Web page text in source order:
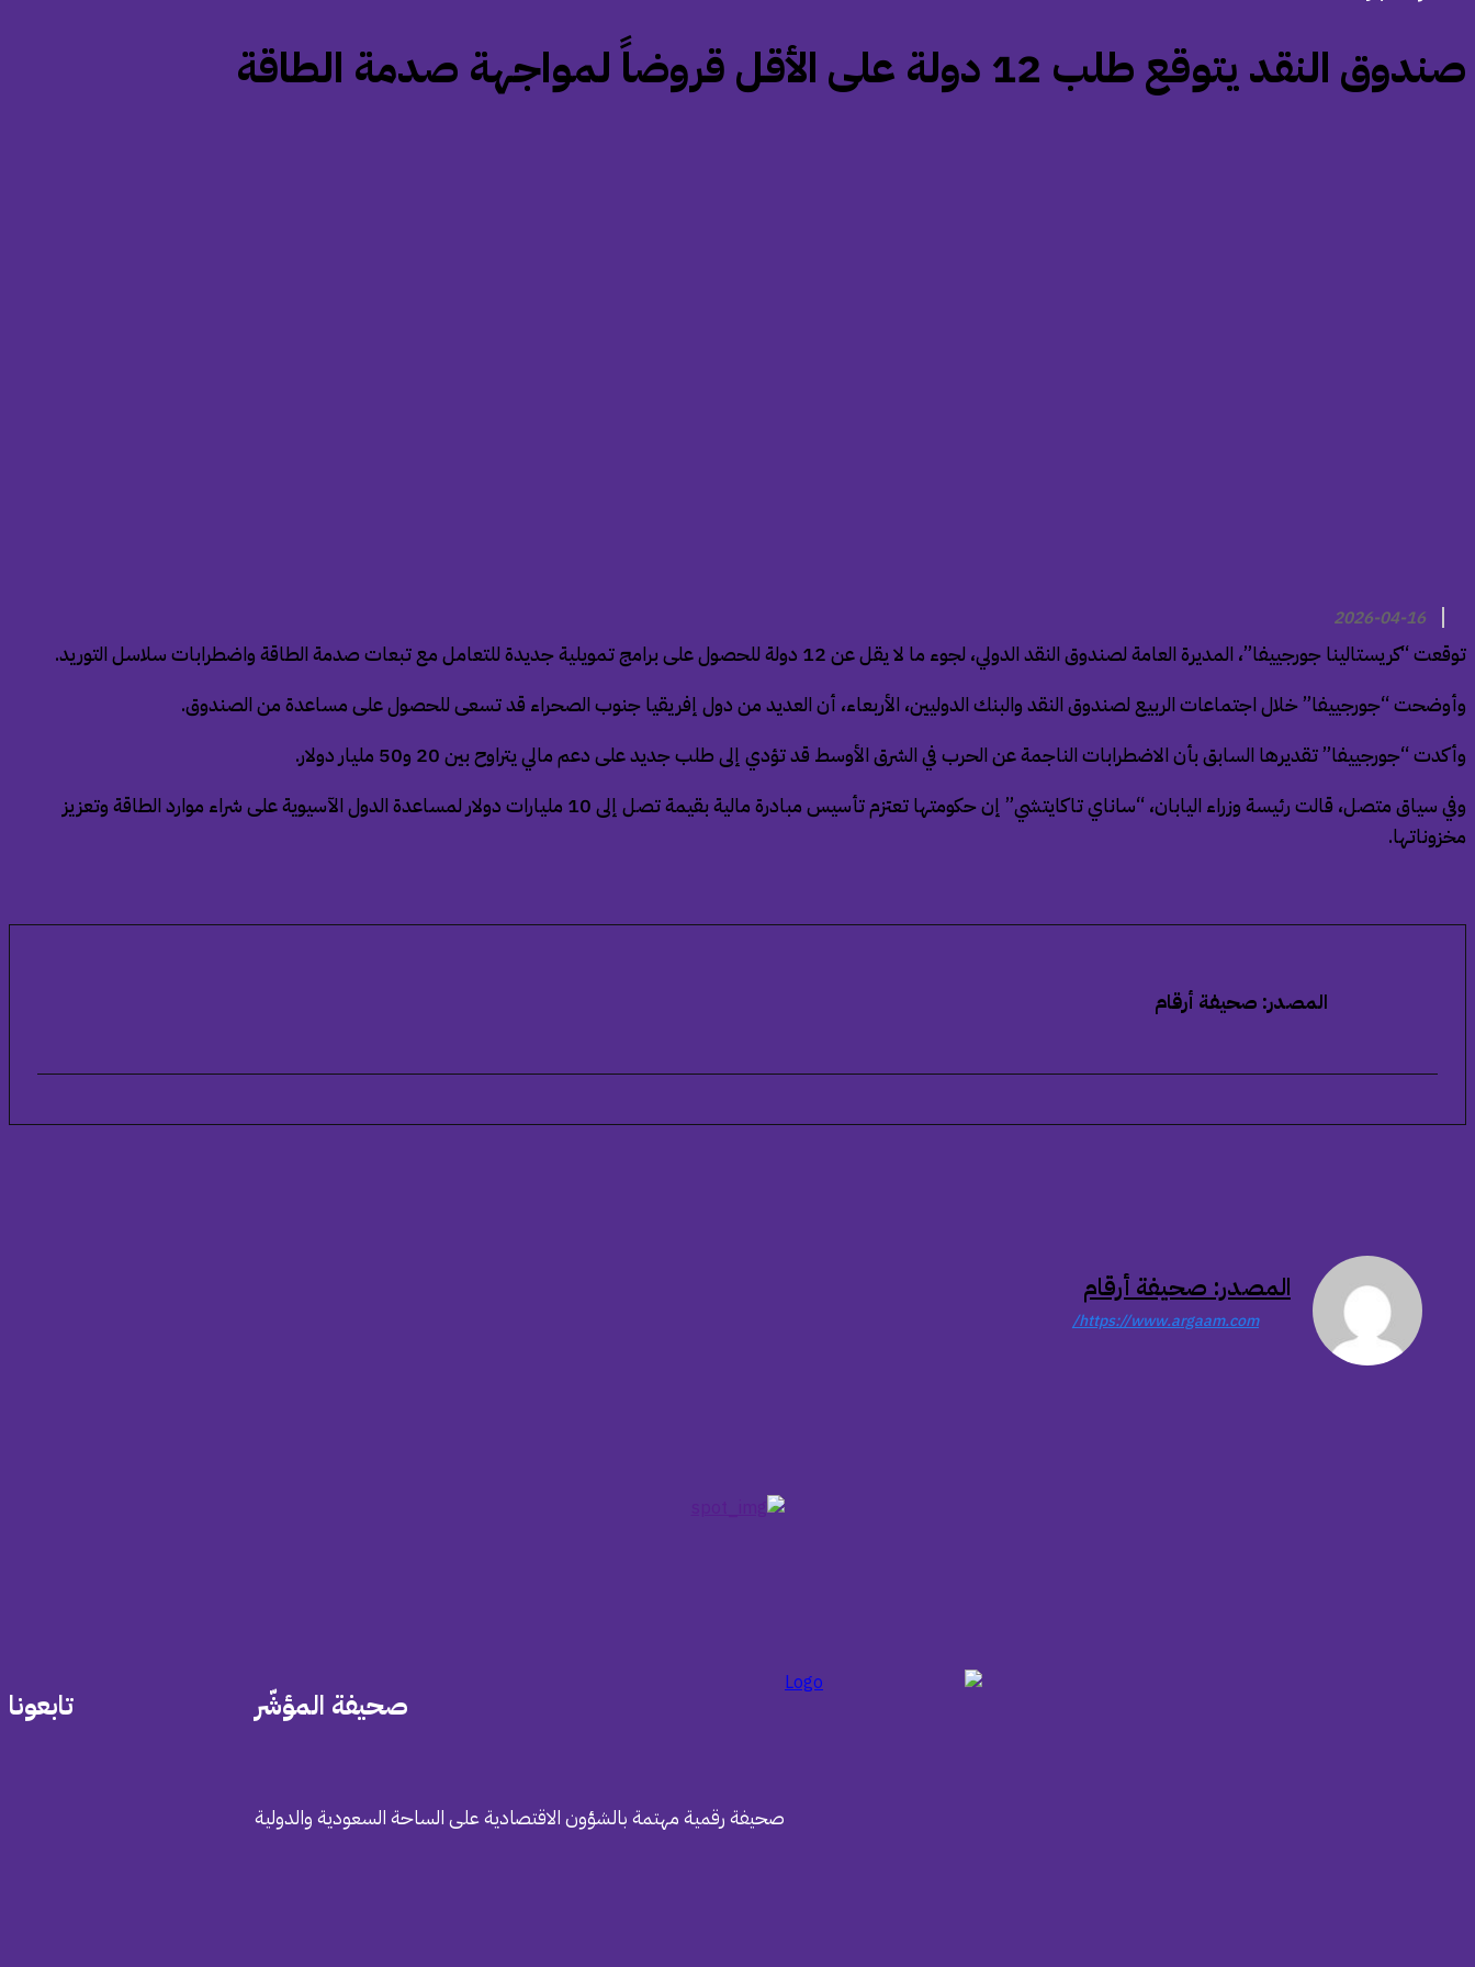
‏صندوق النقد يتوقع طلب 12 دولة على الأقل قروضاً لمواجهة صدمة الطاقة
2026-04-16
توقعت “كريستالينا جورجييفا”، المديرة العامة لصندوق النقد الدولي، لجوء ما لا يقل عن 12 دولة للحصول على برامج تمويلية جديدة للتعامل مع تبعات صدمة الطاقة واضطرابات سلاسل التوريد.
وأوضحت “جورجييفا” خلال اجتماعات الربيع لصندوق النقد والبنك الدوليين، الأربعاء، أن العديد من دول إفريقيا جنوب الصحراء قد تسعى للحصول على مساعدة من الصندوق.
وأكدت “جورجييفا” تقديرها السابق بأن الاضطرابات الناجمة عن الحرب في الشرق الأوسط قد تؤدي إلى طلب جديد على دعم مالي يتراوح بين 20 و50 مليار دولار.
وفي سياق متصل، قالت رئيسة وزراء اليابان، “ساناي تاكايتشي” إن حكومتها تعتزم تأسيس مبادرة مالية بقيمة تصل إلى 10 مليارات دولار لمساعدة الدول الآسيوية على شراء موارد الطاقة وتعزيز
مخزوناتها.
المصدر: صحيفة أرقام
المصدر: صحيفة أرقام
https://www.argaam.com/
تابعونا صحيفة المؤشّر
صحيفة رقمية مهتمة بالشؤون الاقتصادية على الساحة السعودية والدولية